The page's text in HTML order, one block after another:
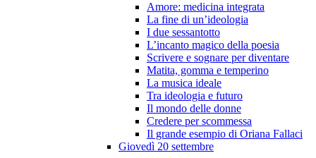
Amore: medicina integrata
La fine di un’ideologia
I due sessantotto
L’incanto magico della poesia
Scrivere e sognare per diventare
Matita, gomma e temperino
La musica ideale
Tra ideologia e futuro
Il mondo delle donne
Credere per scommessa
Il grande esempio di Oriana Fallaci
Giovedì 20 settembre